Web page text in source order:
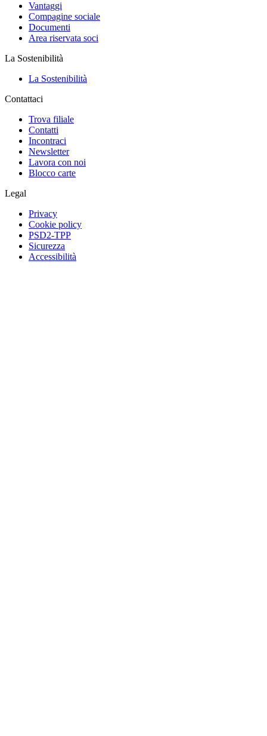
Vantaggi
Compagine sociale
Documenti
Area riservata soci
La Sostenibilità
La Sostenibilità
Contattaci
Trova filiale
Contatti
Incontraci
Newsletter
Lavora con noi
Blocco carte
Legal
Privacy
Cookie policy
PSD2-TPP
Sicurezza
Accessibilità